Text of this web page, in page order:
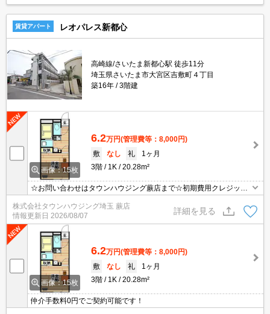
賃貸アパート レオパレス新都心
高崎線/さいたま新都心駅 徒歩11分
埼玉県さいたま市大宮区吉敷町４丁目
築16年
3階建
画像：15枚
6.2万円(管理費等：8,000円)
敷
なし 礼
1ヶ月
3階
1K 20.28m²
☆お問い合わせはタウンハウジング蕨店まで☆初期費用クレジット
決済相談☆オンラインでの内見・契約もお気軽にご相談ください！
株式会社タウンハウジング埼玉 蕨店
情報更新日 2026/08/07
詳細を見る
画像：15枚
6.2万円(管理費等：8,000円)
敷
なし 礼
1ヶ月
3階
1K 20.28m²
仲介手数料0円でご契約可能です！